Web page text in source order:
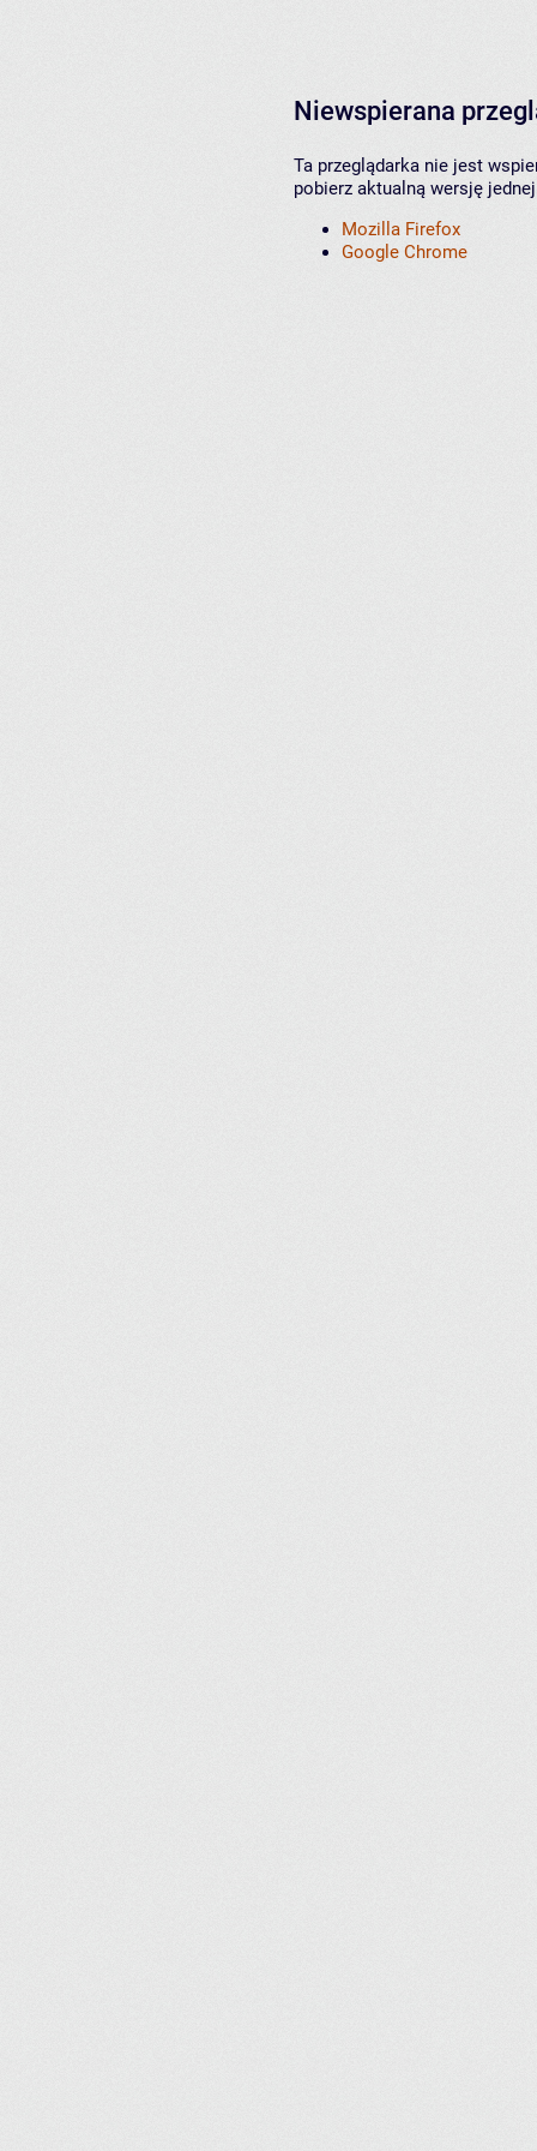
Niewspierana
Ta przeglądarka nie jest
pobierz aktualną wersję
Mozilla Firefox
Google Chrome